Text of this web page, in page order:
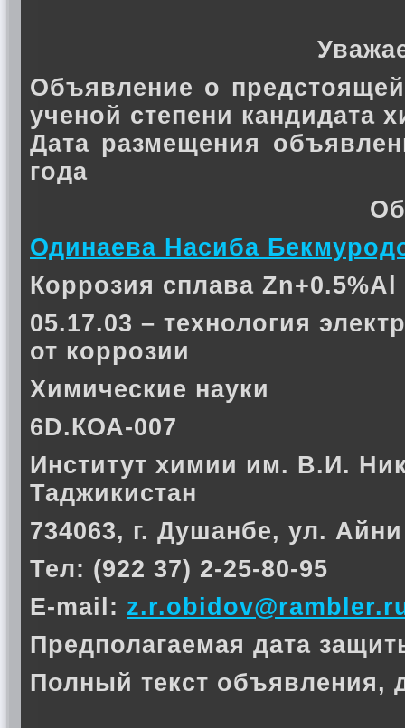
Объявление о
ученой степени кандидата
Дата размещения
года
Одинаева Насиба
Коррозия сплава
05.17.03 – технология
от коррозии
Химические науки
6D.КОА-007
Институт химии им. В.И.
Таджикистан
734063, г. Душанбе, ул.
Тел: (922 37) 2-25-80-95
E-mail:
Предполагаемая дата
Полный текст объявления,